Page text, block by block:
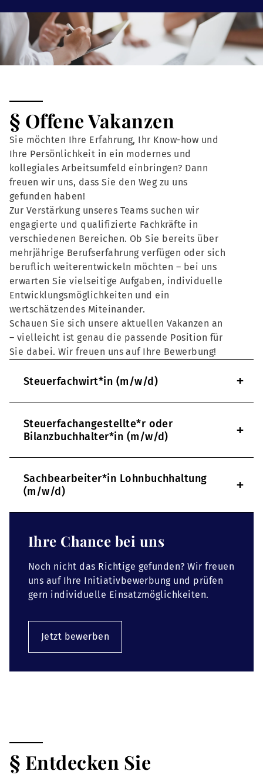
§ Offene Vakanzen
Sie möchten Ihre Erfahrung, Ihr Know-how und
Ihre Persönlichkeit in ein modernes und
kollegiales Arbeitsumfeld einbringen? Dann
freuen wir uns, dass Sie den Weg zu uns
gefunden haben!
Zur Verstärkung unseres Teams suchen wir
engagierte und qualifizierte Fachkräfte in
verschiedenen Bereichen. Ob Sie bereits über
mehrjährige Berufserfahrung verfügen oder sich
beruflich weiterentwickeln möchten – bei uns
erwarten Sie vielseitige Aufgaben, individuelle
Entwicklungsmöglichkeiten und ein
wertschätzendes Miteinander.
Schauen Sie sich unsere aktuellen Vakanzen an
– vielleicht ist genau die passende Position für
Sie dabei. Wir freuen uns auf Ihre Bewerbung!
Steuerfachwirt*in (m/w/d) +
Steuerfachangestellte*r oder
Bilanzbuchhalter*in (m/w/d)
+
Sachbearbeiter*in Lohnbuchhaltung
(m/w/d)
+
Ihre Chance bei uns
Noch nicht das Richtige gefunden? Wir freuen
uns auf Ihre Initiativbewerbung und prüfen
gern individuelle Einsatzmöglichkeiten.
Jetzt bewerben
§ Entdecken Sie